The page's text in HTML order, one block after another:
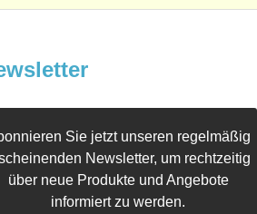
Sie jetzt unseren regelmäßig
Newsletter, um rechtzeitig
über neue Produkte und Angebote
informiert zu werden.